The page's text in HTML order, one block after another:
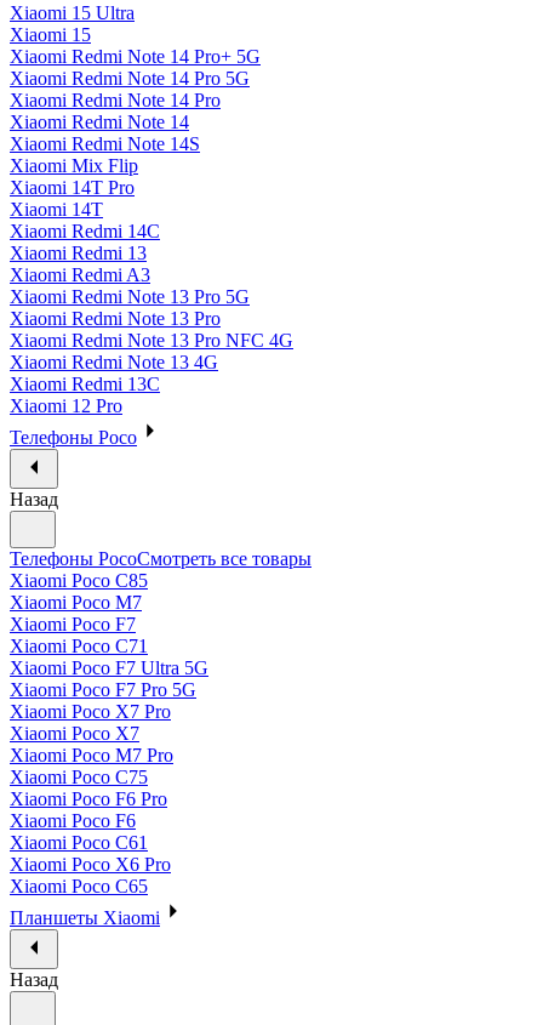
Xiaomi 15 Ultra
Xiaomi 15
Xiaomi Redmi Note 14 Pro+ 5G
Xiaomi Redmi Note 14 Pro 5G
Xiaomi Redmi Note 14 Pro
Xiaomi Redmi Note 14
Xiaomi Redmi Note 14S
Xiaomi Mix Flip
Xiaomi 14T Pro
Xiaomi 14T
Xiaomi Redmi 14C
Xiaomi Redmi 13
Xiaomi Redmi A3
Xiaomi Redmi Note 13 Pro 5G
Xiaomi Redmi Note 13 Pro
Xiaomi Redmi Note 13 Pro NFC 4G
Xiaomi Redmi Note 13 4G
Xiaomi Redmi 13C
Xiaomi 12 Pro
Телефоны Poco
Назад
Телефоны PocoСмотреть все товары
Xiaomi Poco C85
Xiaomi Poco M7
Xiaomi Poco F7
Xiaomi Poco C71
Xiaomi Poco F7 Ultra 5G
Xiaomi Poco F7 Pro 5G
Xiaomi Poco X7 Pro
Xiaomi Poco X7
Xiaomi Poco M7 Pro
Xiaomi Poco C75
Xiaomi Poco F6 Pro
Xiaomi Poco F6
Xiaomi Poco C61
Xiaomi Poco X6 Pro
Xiaomi Poco C65
Планшеты Xiaomi
Назад